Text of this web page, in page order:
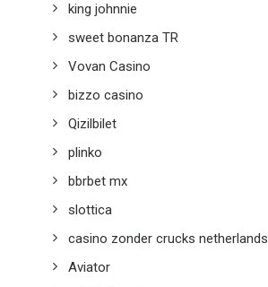
king johnnie
sweet bonanza TR
Vovan Casino
bizzo casino
Qizilbilet
plinko
bbrbet mx
slottica
casino zonder crucks netherlands
Aviator